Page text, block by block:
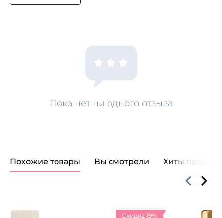
Пока нет ни одного отзыва
Похожие товары Вы смотрели Хиты продаж
Скидка 19%